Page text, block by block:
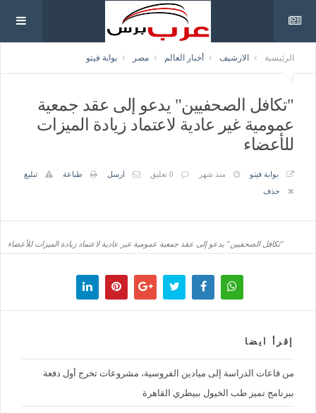
الرئيسية الارشيف أخبار العالم مصر بوابة فيتو
"تكافل الصحفيين" يدعو إلى عقد جمعية
عمومية غير عادية لاعتماد زيادة الميزات
للأعضاء
بوابة فيتو منذ شهر 0 تعليق ارسل طباعة
تبليغ
حذف
"تكافل الصحفيين" يدعو إلى عقد جمعية عمومية غير عادية لاعتماد زيادة الميزات للأعضاء
إقرأ ايضا
من قاعات الدراسة إلى ميادين الفروسية، مشروعات تخرج أول دفعة
ببرنامج تميز طب الخيول ببيطري القاهرة